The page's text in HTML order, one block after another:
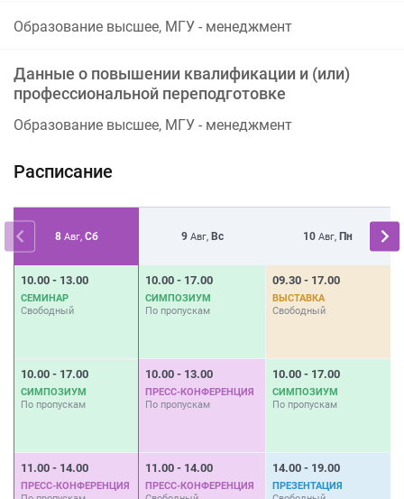
Образование высшее, МГУ - менеджмент
Данные о повышении квалификации и (или)
профессиональной переподготовке
Образование высшее, МГУ - менеджмент
Расписание
8Авг, Сб 9Авг, Вс 10 Авг, Пн
10.00 - 13.00
СЕМИНАР
Свободный
10.00 - 17.00
СИМПОЗИУМ
По пропускам
11.00 - 14.00
ПРЕСС-КОНФЕРЕНЦИЯ
10.00 - 17.00
СИМПОЗИУМ
По пропускам
10.00 - 13.00
ПРЕСС-КОНФЕРЕНЦИЯ
По пропускам
11.00 - 14.00
ПРЕСС-КОНФЕРЕНЦИЯ
09.30 - 17.00
ВЫСТАВКА
Свободный
10.00 - 17.00
СИМПОЗИУМ
По пропускам
14.00 - 19.00
ПРЕЗЕНТАЦИЯ